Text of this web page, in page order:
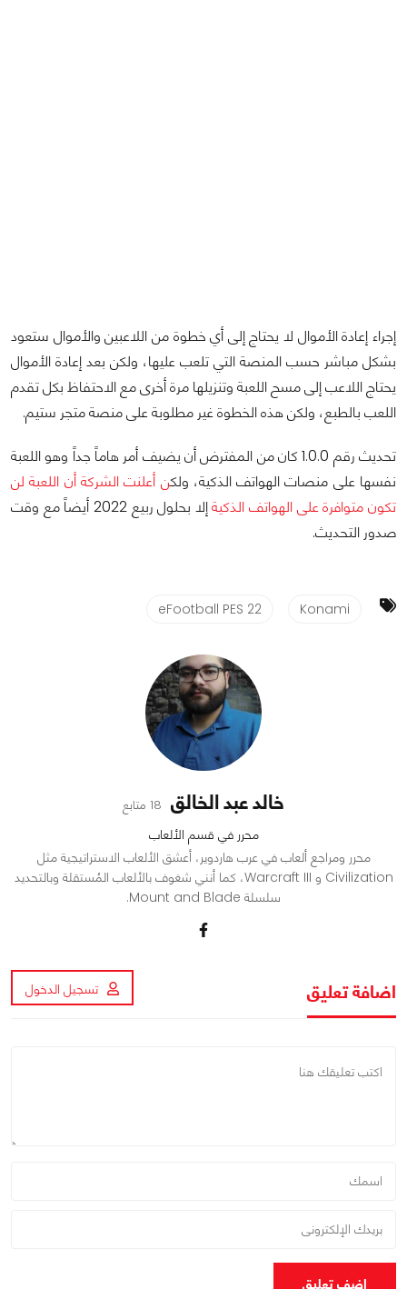
إجراء إعادة الأموال لا يحتاج إلى أي خطوة من اللاعبين والأموال ستعود
بشكل مباشر حسب المنصة التي تلعب عليها، ولكن بعد إعادة الأموال
يحتاج اللاعب إلى مسح اللعبة وتنزيلها مرة أخرى مع الاحتفاظ بكل تقدم
اللعب بالطبع، ولكن هذه الخطوة غير مطلوبة على منصة متجر ستيم.
تحديث رقم 1.0.0 كان من المفترض أن يضيف أمر هاماً جداً وهو اللعبة
نفسها على منصات الهواتف الذكية، ولكن أعلنت الشركة أن اللعبة لن
تكون متوافرة على الهواتف الذكية
إلا بحلول ربيع 2022 أيضاً مع وقت
صدور التحديث.
Konami
eFootball PES 22
خالد عبد الخالق 18 متابع
محرر في قسم الألعاب
محرر ومراجع ألعاب في عرب هاردوير، أعشق الألعاب الاستراتيجية مثل
Civilization و Warcraft III، كما أنني شغوف بالألعاب المُستقلة وبالتحديد
سلسلة Mount and Blade.
اضافة تعليق تسجيل الدخول
اضف تعليق